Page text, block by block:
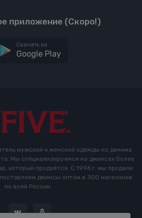
приложение (Скоро!)
Скачать из
Google Play
мужской и женской одежды из денима
Мы специализируемся на джинсах более
который продаётся. С 1996 г. мы продали
джинсы оптом в 300 магазинов
по всей России.